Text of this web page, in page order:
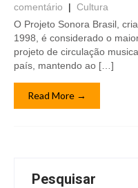
comentário
| Cultura
O Projeto Sonora Brasil,
1998, é considerado o
projeto de circulação
país, mantendo ao […]
Read More →
Pesquisar